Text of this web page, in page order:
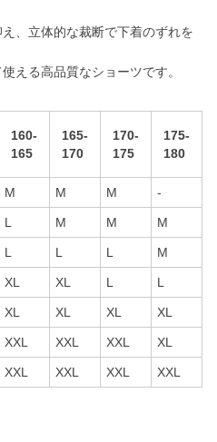
、立体的な裁断で下着のずれを
える高品質なショーツです。
160-
165
165-
170
170-
175
175-
180
M M M -
L M M M
L L L M
XL XL L L
XL XL XL XL
XXL XXL XXL XL
XXL XXL XXL XXL